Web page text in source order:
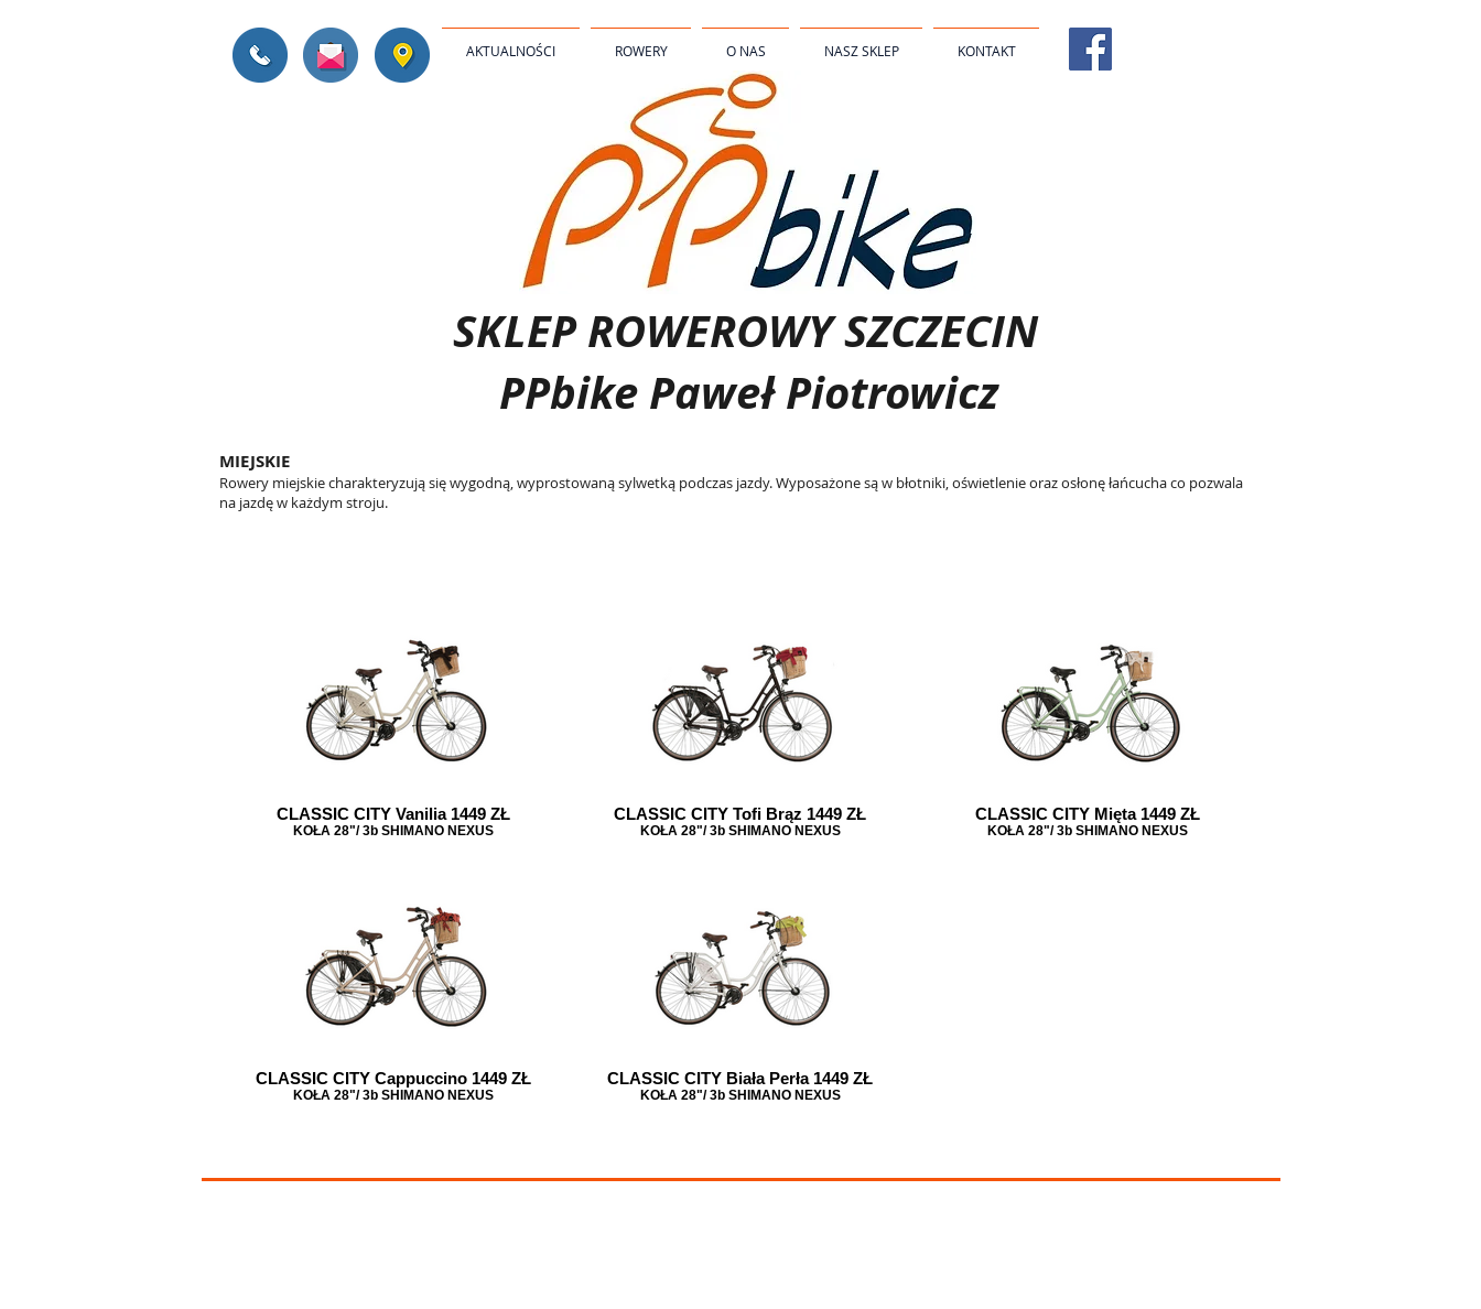
AKTUALNOŚCI ROWERY O NAS NASZ SKLEP KONTAKT
SKLEP ROWEROWY SZCZECIN
PPbike Paweł Piotrowicz
MIEJSKIE
Rowery miejskie charakteryzują się wygodną, wyprostowaną sylwetką podczas jazdy. Wyposażone są w błotniki, oświetlenie oraz osłonę łańcucha co pozwala
na jazdę w każdym stroju.
CLASSIC CITY Vanilia 1449 ZŁ
KOŁA 28"/ 3b SHIMANO NEXUS
CLASSIC CITY Tofi Brąz 1449 ZŁ
KOŁA 28"/ 3b SHIMANO NEXUS
CLASSIC CITY Mięta 1449 ZŁ
KOŁA 28"/ 3b SHIMANO NEXUS
CLASSIC CITY Cappuccino 1449 ZŁ
KOŁA 28"/ 3b SHIMANO NEXUS
CLASSIC CITY Biała Perła 1449 ZŁ
KOŁA 28"/ 3b SHIMANO NEXUS